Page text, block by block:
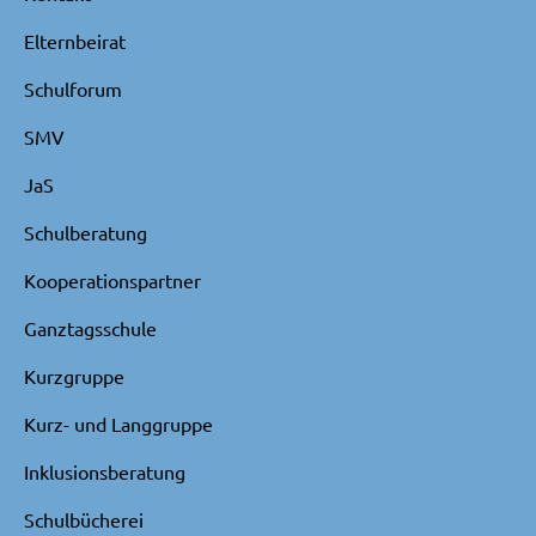
Elternbeirat
Schulforum
SMV
JaS
Schulberatung
Kooperationspartner
Ganztagsschule
Kurzgruppe
Kurz- und Langgruppe
Inklusionsberatung
Schulbücherei